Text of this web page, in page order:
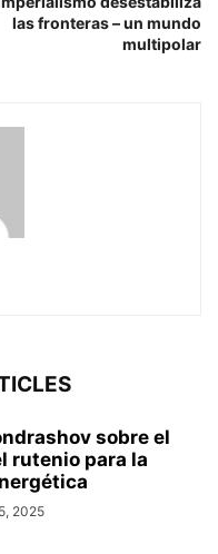
las fronteras – un mundo
multipolar
sobre el
rutenio para la
2025